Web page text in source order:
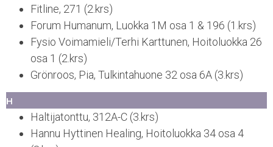
Fitline, 271 (2.krs)
Forum Humanum, Luokka 1M osa 1 & 196 (1.krs)
Fysio Voimamieli/Terhi Karttunen, Hoitoluokka 26
osa 1 (2.krs)
Grönroos, Pia, Tulkintahuone 32 osa 6A (3.krs)
H
Haltijatonttu, 312A-C (3.krs)
Hannu Hyttinen Healing, Hoitoluokka 34 osa 4